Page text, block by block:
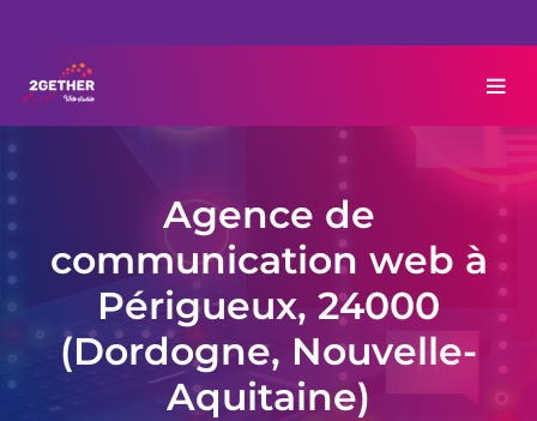
Agence de
communication web à
Périgueux, 24000
(Dordogne, Nouvelle-
Aquitaine)